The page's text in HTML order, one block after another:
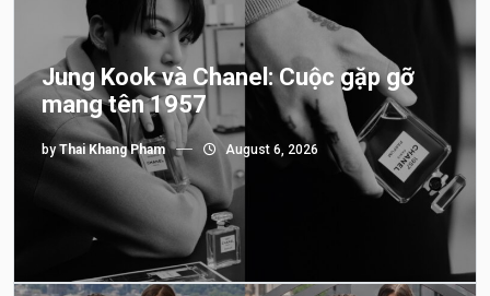
Jung Kook và Chanel: Cuộc gặp gỡ
mang tên 1957
byThai Khang Pham August 6, 2026